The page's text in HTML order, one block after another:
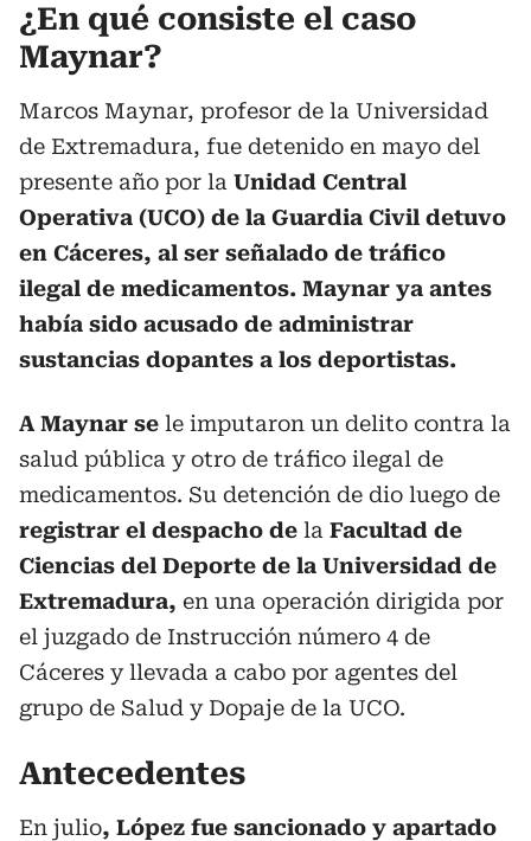
¿En qué consiste el caso
Maynar?
Marcos Maynar, profesor de la Universidad
de Extremadura, fue detenido en mayo del
presente año por la Unidad Central
Operativa (UCO) de la Guardia Civil detuvo
en Cáceres, al ser señalado de tráfico
ilegal de medicamentos. Maynar ya antes
había sido acusado de administrar
sustancias dopantes a los deportistas.
A Maynar se le imputaron un delito contra la
salud pública y otro de tráfico ilegal de
medicamentos. Su detención de dio luego de
registrar el despacho de la Facultad de
Ciencias del Deporte de la Universidad de
Extremadura, en una operación dirigida por
el juzgado de Instrucción número 4 de
Cáceres y llevada a cabo por agentes del
grupo de Salud y Dopaje de la UCO.
Antecedentes
En julio, López fue sancionado y apartado